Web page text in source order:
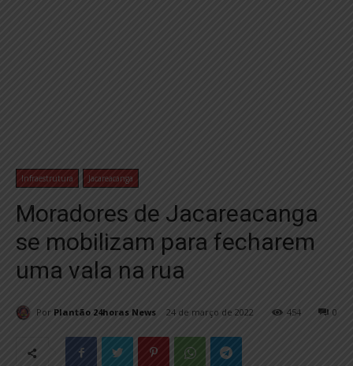
Infraestrutura Jacareacanga
Moradores de Jacareacanga
se mobilizam para fecharem
uma vala na rua
Por Plantão 24horas News 24 de março de 2022 0
454